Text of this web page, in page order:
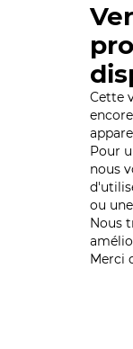
Cette
Pour
nous
ou
Nous
Merci